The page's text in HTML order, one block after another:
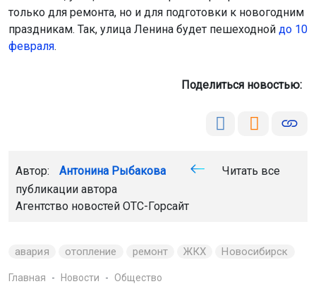
только для ремонта, но и для подготовки к новогодним
праздникам. Так, улица Ленина будет пешеходной до 10
февраля.
Поделиться новостью:
Автор: Антонина Рыбакова
Читать все
публикации автора
Агентство новостей ОТС-Горсайт
авария отопление ремонт ЖКХ Новосибирск
Главная Новости Общество